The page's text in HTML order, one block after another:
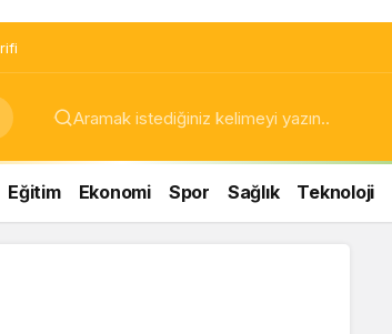
Eğitim Ekonomi Spor Sağlık Teknoloji